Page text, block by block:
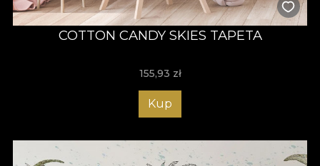
COTTON CANDY SKIES TAPETA
155,93 zł
Kup